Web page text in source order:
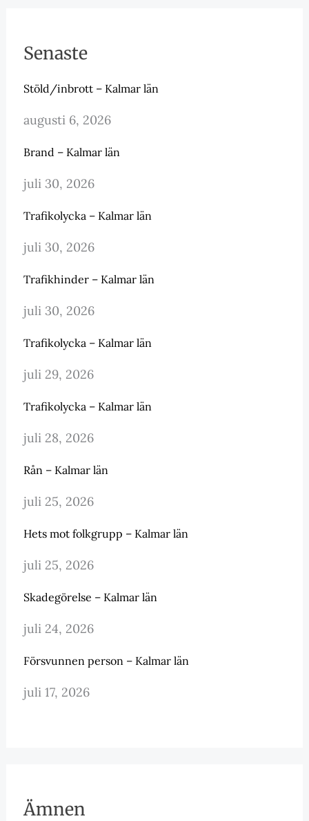
Senaste
Stöld/inbrott – Kalmar län
augusti 6, 2026
Brand – Kalmar län
juli 30, 2026
Trafikolycka – Kalmar län
juli 30, 2026
Trafikhinder – Kalmar län
juli 30, 2026
Trafikolycka – Kalmar län
juli 29, 2026
Trafikolycka – Kalmar län
juli 28, 2026
Rån – Kalmar län
juli 25, 2026
Hets mot folkgrupp – Kalmar län
juli 25, 2026
Skadegörelse – Kalmar län
juli 24, 2026
Försvunnen person – Kalmar län
juli 17, 2026
Ämnen